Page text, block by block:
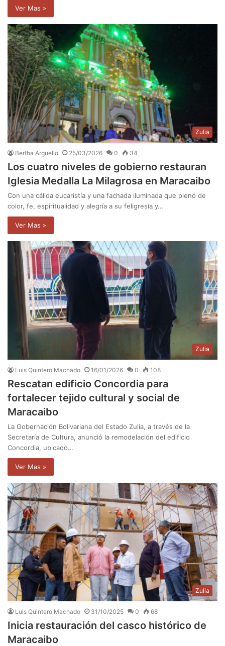
Ver Mas »
Zulia
Bertha Arguello 25/03/2026 0 34
Los cuatro niveles de gobierno restauran
Iglesia Medalla La Milagrosa en Maracaibo
Con una cálida eucaristía y una fachada iluminada que plenó de
color, fe, espiritualidad y alegría a su feligresía y…
Ver Mas »
Zulia
Luis Quintero Machado 16/01/2026 0 108
Rescatan edificio Concordia para
fortalecer tejido cultural y social de
Maracaibo
La Gobernación Bolivariana del Estado Zulia, a través de la
Secretaría de Cultura, anunció la remodelación del edificio
Concordia, ubicado…
Ver Mas »
Zulia
Luis Quintero Machado 31/10/2025 0 68
Inicia restauración del casco histórico de
Maracaibo